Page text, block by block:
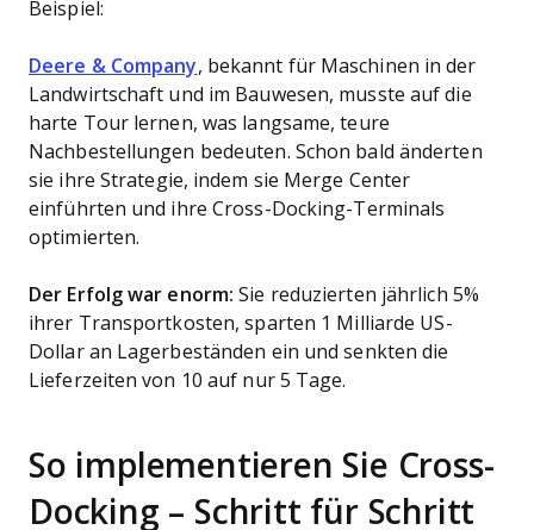
Beispiel:
Deere & Company, bekannt für Maschinen in der
Landwirtschaft und im Bauwesen, musste auf die
harte Tour lernen, was langsame, teure
Nachbestellungen bedeuten. Schon bald änderten
sie ihre Strategie, indem sie Merge Center
einführten und ihre Cross-Docking-Terminals
optimierten.
Der Erfolg war enorm: Sie reduzierten jährlich 5%
ihrer Transportkosten, sparten 1 Milliarde US-
Dollar an Lagerbeständen ein und senkten die
Lieferzeiten von 10 auf nur 5 Tage.
So implementieren Sie Cross-
Docking – Schritt für Schritt